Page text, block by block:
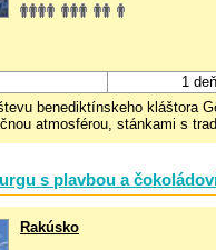
1 deň
benediktínskeho kláštora
atmosférou, stánkami s
s plavbou a
Rakúsko